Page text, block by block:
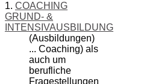
1. COACHING
GRUND- &
INTENSIVAUSBILDUNG
(Ausbildungen)
... Coaching) als
auch um
berufliche
Fragestellungen